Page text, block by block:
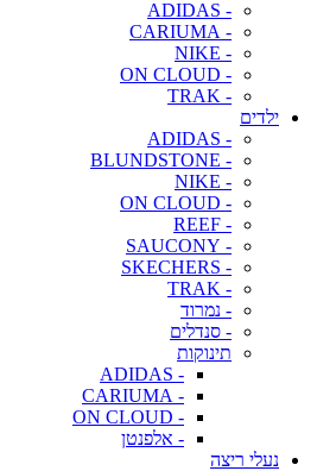
- ADIDAS
- CARIUMA
- NIKE
- ON CLOUD
- TRAK
ילדים
- ADIDAS
- BLUNDSTONE
- NIKE
- ON CLOUD
- REEF
- SAUCONY
- SKECHERS
- TRAK
- נמרוד
- סנדלים
תינוקות
- ADIDAS
- CARIUMA
- ON CLOUD
- אלפנטן
נעלי ריצה